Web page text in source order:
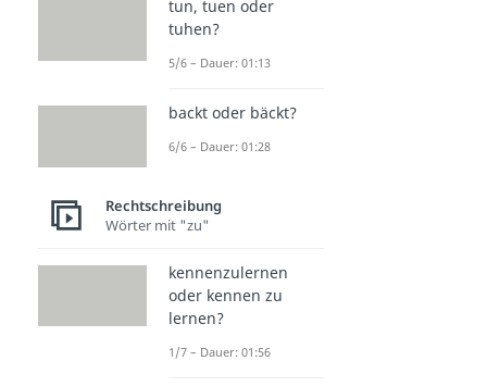
tun, tuen oder
tuhen?
5/6 – Dauer: 01:13
backt oder bäckt?
6/6 – Dauer: 01:28
Rechtschreibung
Wörter mit "zu"
kennenzulernen
oder kennen zu
lernen?
1/7 – Dauer: 01:56